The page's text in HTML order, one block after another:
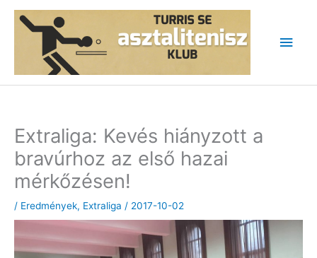
Skip
Main
Extraliga: Kevés hiányzott a
bravúrhoz az első hazai
mérkőzésen!
/ Eredmények, Extraliga / 2017-10-02